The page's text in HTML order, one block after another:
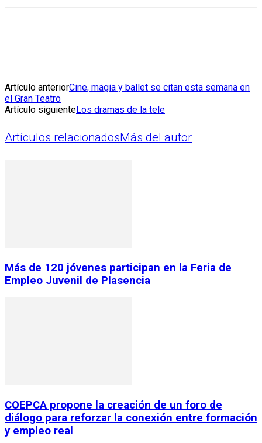
Artículo anteriorCine, magia y ballet se citan esta semana en
el Gran Teatro
Artículo siguienteLos dramas de la tele
Artículos relacionadosMás del autor
Más de 120 jóvenes participan en la Feria de
Empleo Juvenil de Plasencia
COEPCA propone la creación de un foro de
diálogo para reforzar la conexión entre formación
y empleo real